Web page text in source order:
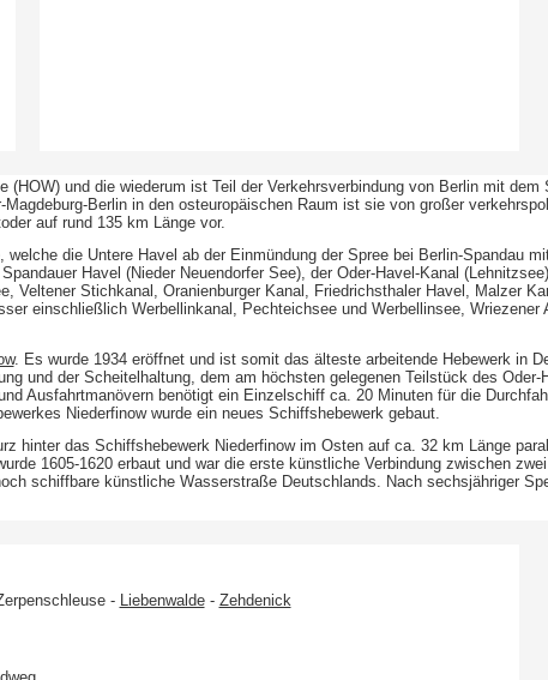
(HOW) und die wiederum ist Teil der Verkehrsverbindung von Berlin mit
Berlin in den osteuropäischen Raum ist sie von großer
auf rund 135 km Länge vor.
die Untere Havel ab der Einmündung der Spree bei Berlin-Spandau
Havel (Nieder Neuendorfer See), der Oder-Havel-Kanal
Veltener Stichkanal, Oranienburger Kanal, Friedrichsthaler Havel, Malzer
einschließlich Werbellinkanal, Pechteichsee und Werbellinsee,
. Es wurde 1934 eröffnet und ist somit das älteste arbeitende Hebewerk in
und der Scheitelhaltung, dem am höchsten gelegenen Teilstück des
Ausfahrtmanövern benötigt ein Einzelschiff ca. 20 Minuten für die
Niederfinow wurde ein neues Schiffshebewerk gebaut.
hinter das Schiffshebewerk Niederfinow im Osten auf ca. 32 km Länge
1605-1620 erbaut und war die erste künstliche Verbindung zwischen
schiffbare künstliche Wasserstraße Deutschlands. Nach sechsjähriger
- Liebenwalde- Zehdenick